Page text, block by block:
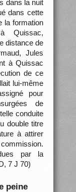
dans la nuit
dans cette
la formation
Quissac,
distance de
Jules
à Quissac
de ce
lui-même
pour
de
conduite
double titre
à attirer
par la
7 J 70)
peine